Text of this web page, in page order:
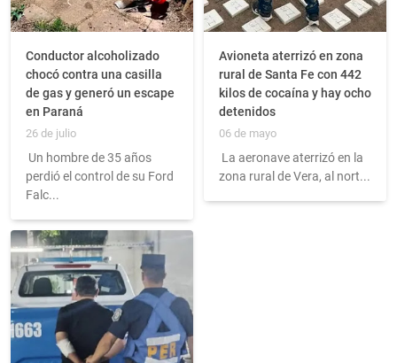
Conductor alcoholizado
chocó contra una casilla
de gas y generó un escape
en Paraná
26 de julio
Un hombre de 35 años
perdió el control de su Ford
Falc...
Avioneta aterrizó en zona
rural de Santa Fe con 442
kilos de cocaína y hay ocho
detenidos
06 de mayo
La aeronave aterrizó en la
zona rural de Vera, al nort...